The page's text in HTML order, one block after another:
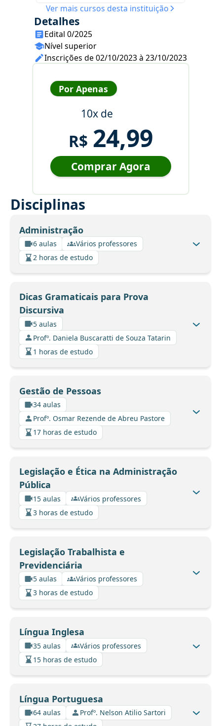
Ver mais cursos desta instituição
Detalhes
Edital 0/2025
Nível superior
Inscrições de 02/10/2023 à 23/10/2023
Por Apenas
10x de
R$ 24,99
Comprar Agora
Disciplinas
Administração
6 aulas
Vários professores
2 horas de estudo
Dicas Gramaticais para Prova
Discursiva
5 aulas
Profº. Daniela Buscaratti de Souza Tatarin
1 horas de estudo
Gestão de Pessoas
34 aulas
Profº. Osmar Rezende de Abreu Pastore
17 horas de estudo
Legislação e Ética na Administração
Pública
15 aulas
Vários professores
3 horas de estudo
Legislação Trabalhista e
Previdenciária
5 aulas
Vários professores
3 horas de estudo
Língua Inglesa
35 aulas
Vários professores
15 horas de estudo
Língua Portuguesa
64 aulas
Profº. Nelson Atilio Sartori